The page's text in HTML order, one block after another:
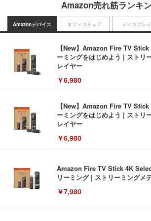
Amazon売れ筋ランキ
Amazonデバイス
【New】Amazon Fire TV Stick
ーミングをはじめよう | ストリ
レイヤー
￥6,980
【New】Amazon Fire TV Stick
ーミングをはじめよう | ストリ
レイヤー
￥6,980
Amazon Fire TV Stick 4K
リーミング | ストリーミングメ
￥7,980
オフィスチェア ディスプレイ